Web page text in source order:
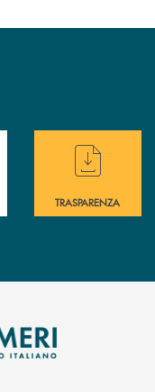
immediata ?
Hai bisogno di
TRASPARENZA